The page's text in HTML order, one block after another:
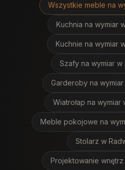
Wszystkie meble na
Kuchnia na wymiar
Kuchnie na wymiar
Szafy na wymiar w
Garderoby na wymiar
Wiatrołap na wymiar
Meble pokojowe na
Stolarz w
Projektowanie wnętrz